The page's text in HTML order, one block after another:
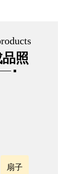
照
扇子